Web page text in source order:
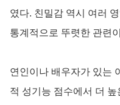
였다. 친밀감 역시 여러
통계적으로 뚜렷한 관련
연인이나 배우자가 있는
적 성기능 점수에서 더 높